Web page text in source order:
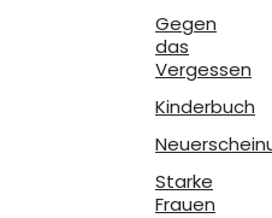
Gegen
das
Vergessen
Kinderbuch
Starke
Frauen